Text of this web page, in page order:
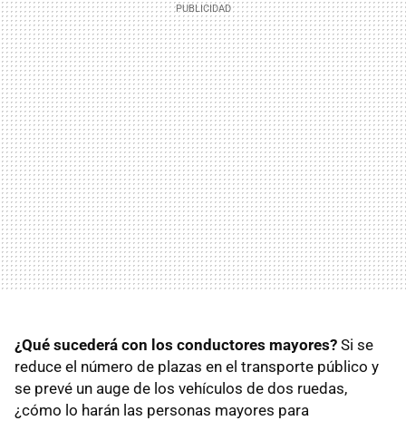
¿Qué sucederá con los conductores mayores? Si se
reduce el número de plazas en el transporte público y
se prevé un auge de los vehículos de dos ruedas,
¿cómo lo harán las personas mayores para